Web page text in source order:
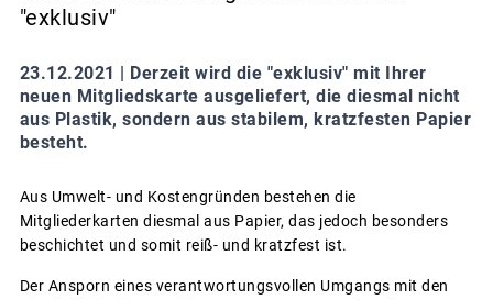
"exklusiv"
23.12.2021 |
Derzeit wird die "exklusiv" mit Ihrer
neuen Mitgliedskarte ausgeliefert, die diesmal nicht
aus Plastik, sondern aus stabilem, kratzfesten Papier
besteht.
Aus Umwelt- und Kostengründen bestehen die
Mitgliederkarten diesmal aus Papier, das jedoch besonders
beschichtet und somit reiß- und kratzfest ist.
Der Ansporn eines verantwortungsvollen Umgangs mit den